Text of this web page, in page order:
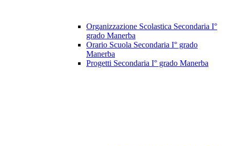
Organizzazione Scolastica Secondaria I°
grado Manerba
Orario Scuola Secondaria I° grado
Manerba
Progetti Secondaria I° grado Manerba